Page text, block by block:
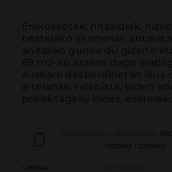
Erakusketak, hitzaldiak,
bestelako ekimenak
anitzeko gunea du gizarte
89 m2-ko azalera dago
euskarri desberdinetan ikus
artelanak; telebista, bideo
proiektagailu bidez,
Deitu
hobea izateko